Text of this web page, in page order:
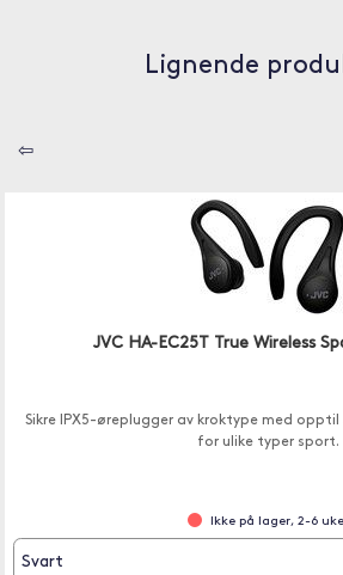
Lignende
⇦
JVC HA-EC25T True Wireless
Sikre IPX5-øreplugger av kroktype med opptil
for ulike typer sport.
Ikke på lager, 2-6
Svart